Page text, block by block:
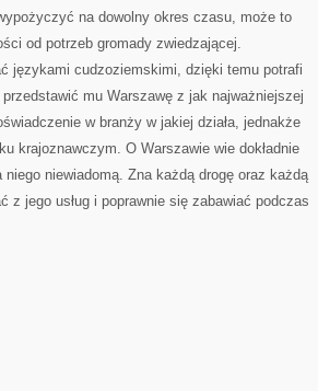
na dowolny okres czasu, może to
od potrzeb gromady zwiedzającej.
językami cudzoziemskimi, dzięki temu potrafi
mu Warszawę z jak najważniejszej
w branży w jakiej działa, jednakże
krajoznawczym. O Warszawie wie dokładnie
niewiadomą. Zna każdą drogę oraz każdą
z jego usług i poprawnie się zabawiać podczas